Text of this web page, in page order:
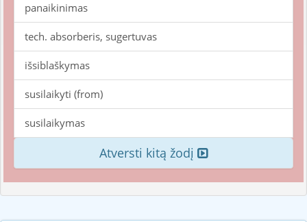
panaikinimas
tech. absorberis, sugertuvas
išsiblaškymas
susilaikyti (from)
susilaikymas
Atversti kitą žodį